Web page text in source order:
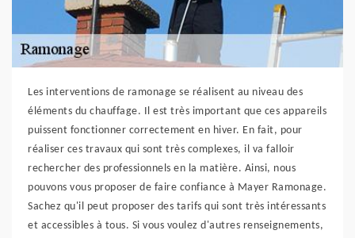
Les interventions de ramonage se réalisent au niveau des
éléments du chauffage. Il est très important que ces appareils
puissent fonctionner correctement en hiver. En fait, pour
réaliser ces travaux qui sont très complexes, il va falloir
rechercher des professionnels en la matière. Ainsi, nous
pouvons vous proposer de faire confiance à Mayer Ramonage.
Sachez qu'il peut proposer des tarifs qui sont très intéressants
et accessibles à tous. Si vous voulez d'autres renseignements,